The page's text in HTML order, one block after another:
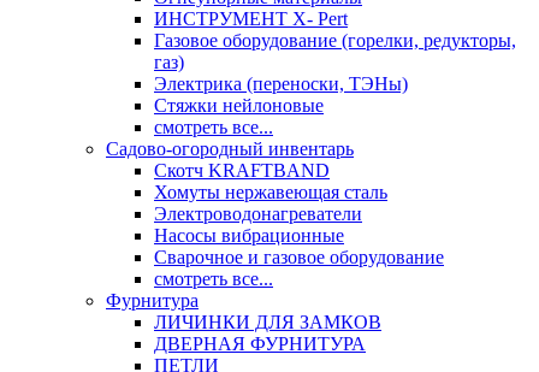
ИНСТРУМЕНТ X- Pert
Газовое оборудование (горелки, редукторы,
газ)
Электрика (переноски, ТЭНы)
Стяжки нейлоновые
смотреть все...
Садово-огородный инвентарь
Скотч KRAFTBAND
Хомуты нержавеющая сталь
Электроводонагреватели
Насосы вибрационные
Сварочное и газовое оборудование
смотреть все...
Фурнитура
ЛИЧИНКИ ДЛЯ ЗАМКОВ
ДВЕРНАЯ ФУРНИТУРА
ПЕТЛИ